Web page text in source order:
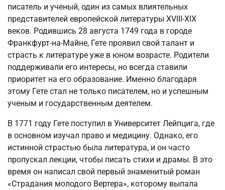
писатель и ученый, один из самых влиятельных
представителей европейской литературы XVIII-XIX
веков. Родившись 28 августа 1749 года в городе
Франкфурт-на-Майне, Гете проявил свой талант и
страсть к литературе уже в юном возрасте. Родители
поддерживали его интересы, но всегда ставили
приоритет на его образование. Именно благодаря
этому Гете стал не только писателем, но и успешным
ученым и государственным деятелем.
В 1771 году Гете поступил в Университет Лейпцига, где
в основном изучал право и медицину. Однако, его
истинной страстью была литература, и он часто
пропускал лекции, чтобы писать стихи и драмы. В это
время он написал свой первый знаменитый роман
«Страдания молодого Вертера», которому выпала